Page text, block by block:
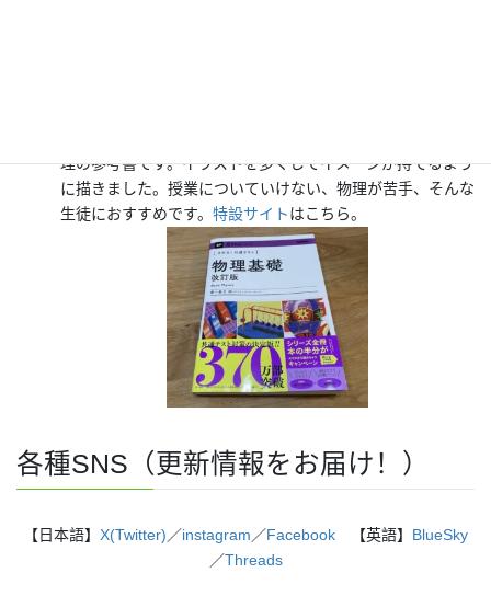
理の参考書です。イラストを多くしてイメージが持てるよう
に描きました。授業についていけない、物理が苦手、そんな
生徒におすすめです。 特設サイトはこちら。
各種SNS（更新情報をお届け！）
【日本語】 X(Twitter) ／instagram ／Facebook 【英語】 BlueSky
／Threads